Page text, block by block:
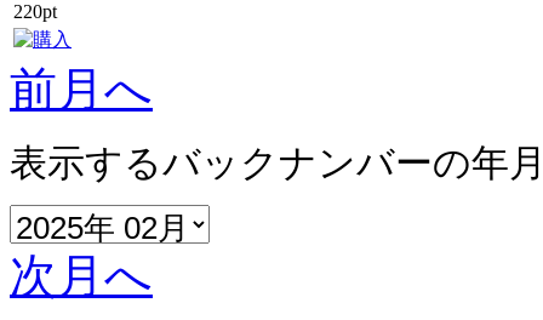
220pt
前月へ
表示するバックナンバーの年
次月へ